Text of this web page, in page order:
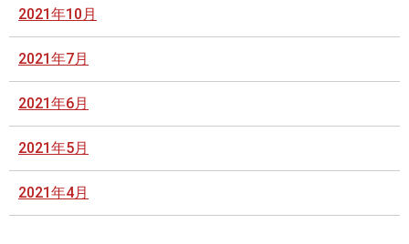
2021年10月
2021年7月
2021年6月
2021年5月
2021年4月